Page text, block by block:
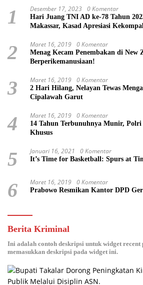
1 Desember 17, 2023 0 Komentar
Hari Juang TNI AD ke-78 Tahun
Makassar, Kasad Apresiasi
2 Maret 16, 2019 0 Komentar
Menag Kecam Penembakan di New
Berperikemanusiaan!
3 Maret 16, 2019 0 Komentar
2 Hari Hilang, Nelayan Tewas
Cipalawah Garut
4 Maret 16, 2019 0 Komentar
14 Tahun Terbunuhnya Munir,
Khusus
5 Januari 16, 2021 0 Komentar
It’s Time for Basketball: Spurs at
6 Maret 16, 2019 0 Komentar
Prabowo Resmikan Kantor DPD
Berita Kriminal
Ini adalah contoh deskripsi untuk widget recent
memasukkan deskripsi pada widget ini.